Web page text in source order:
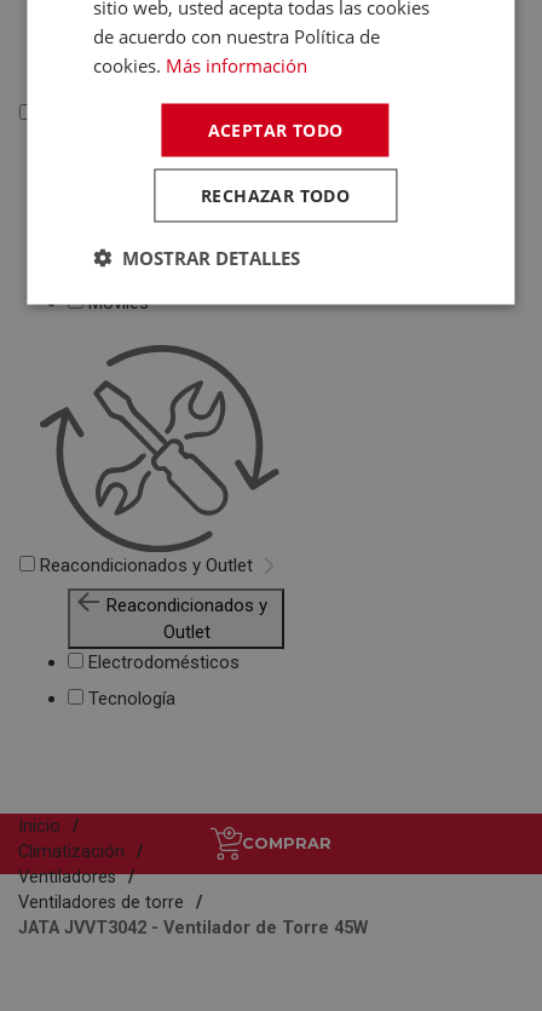
Deportivas
Juguetes
Telefonía
Teléfonos Fijos
Accesorios Telefonía
Fundas Teléfonos
Móviles
Reacondicionados y Outlet
Reacondicionados y
Outlet
Electrodomésticos
Tecnología
COMPRAR
Inicio
Climatización
Ventiladores
Ventiladores de torre
JATA JVVT3042 - Ventilador de Torre 45W
sitio web, usted acepta todas las cookies
de acuerdo con nuestra Política de
cookies. Más información
ACEPTAR TODO
RECHAZAR TODO
MOSTRAR DETALLES